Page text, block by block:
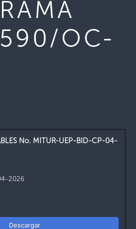
OC-
No. MITUR-UEP-BID-CP-04-
2026
Descargar